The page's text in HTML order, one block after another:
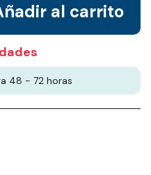
al carrito
48 - 72 horas
incluidos en tu lista